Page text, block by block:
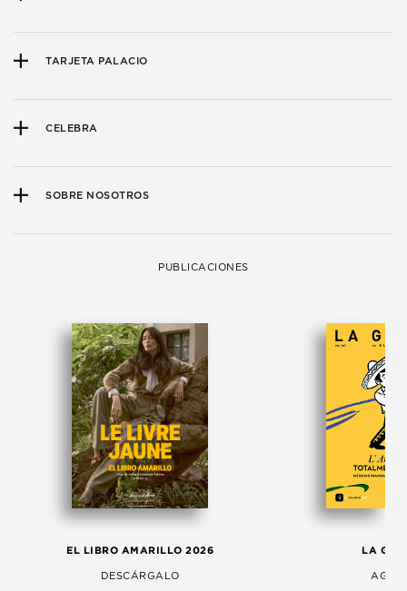
TARJETA PALACIO
CELEBRA
SOBRE NOSOTROS
PUBLICACIONES
EL LIBRO AMARILLO 2026
DESCÁRGALO
LA